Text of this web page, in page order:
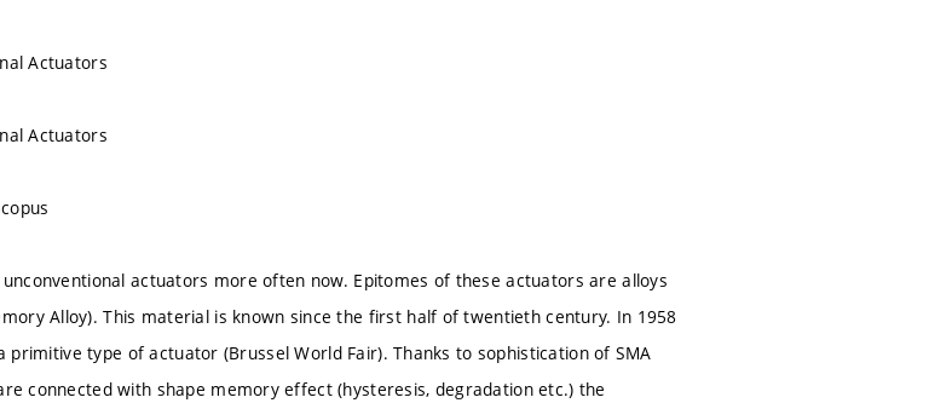
Actuators
Actuators
actuators more often now. Epitomes of these actuators are alloys
Alloy). This material is known since the first half of twentieth century. In 1958
type of actuator (Brussel World Fair). Thanks to sophistication of SMA
connected with shape memory effect (hysteresis, degradation etc.) the